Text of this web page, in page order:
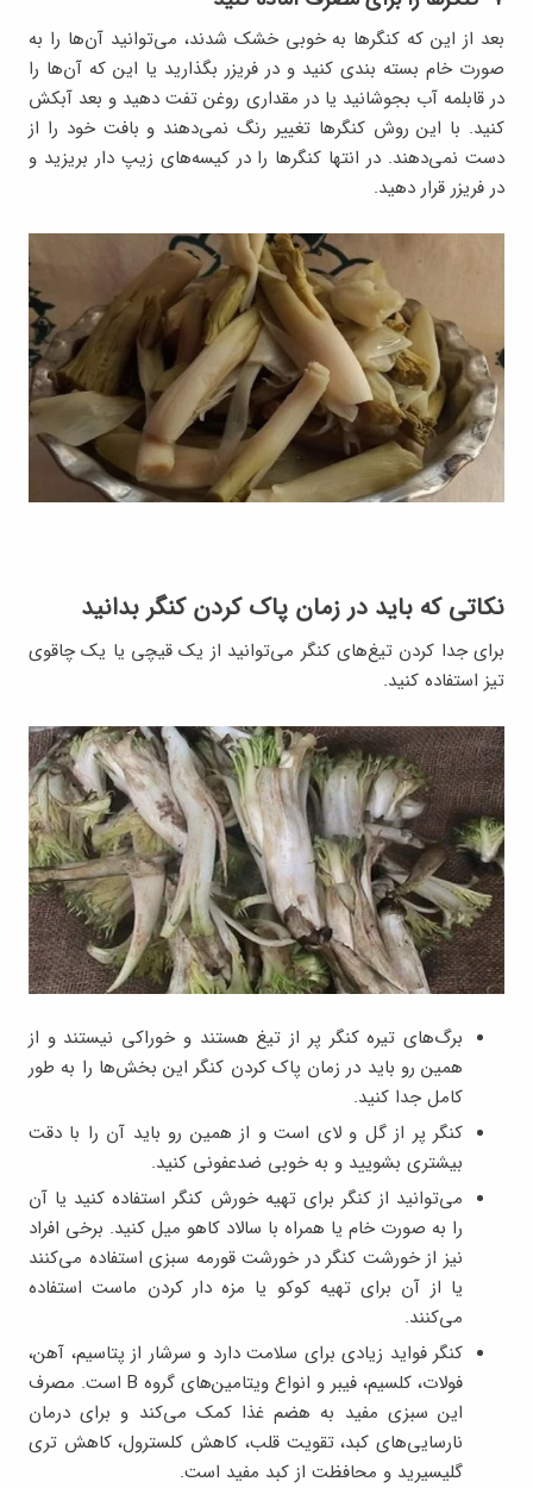
بعد از این که کنگرها به خوبی خشک شدند، می‌توانید آن‌ها را به
صورت خام بسته بندی کنید و در فریزر بگذارید یا این که آن‌ها را
در قابلمه آب بجوشانید یا در مقداری روغن تفت دهید و بعد آبکش
کنید. با این روش کنگرها تغییر رنگ نمی‌دهند و بافت خود را از
دست نمی‌دهند. در انتها کنگرها را در کیسه‌های زیپ دار بریزید و
در فریزر قرار دهید.
نکاتی که باید در زمان پاک کردن کنگر بدانید
برای جدا کردن تیغ‌های کنگر می‌توانید از یک قیچی یا یک چاقوی
تیز استفاده کنید.
برگ‌های تیره کنگر پر از تیغ هستند و خوراکی نیستند و از
همین رو باید در زمان پاک کردن کنگر این بخش‌ها را به طور
کامل جدا کنید.
کنگر پر از گل و لای است و از همین رو باید آن را با دقت
بیشتری بشویید و به خوبی ضدعفونی کنید.
می‌توانید از کنگر برای تهیه خورش کنگر استفاده کنید یا آن
را به صورت خام یا همراه با سالاد کاهو میل کنید. برخی افراد
نیز از خورشت کنگر در خورشت قورمه سبزی استفاده می‌کنند
یا از آن برای تهیه کوکو یا مزه دار کردن ماست استفاده
می‌کنند.
کنگر فواید زیادی برای سلامت دارد و سرشار از پتاسیم، آهن،
فولات، کلسیم، فیبر و انواع ویتامین‌های گروه B است. مصرف
این سبزی مفید به هضم غذا کمک می‌کند و برای درمان
نارسایی‌های کبد، تقویت قلب، کاهش کلسترول، کاهش تری
گلیسیرید و محافظت از کبد مفید است.